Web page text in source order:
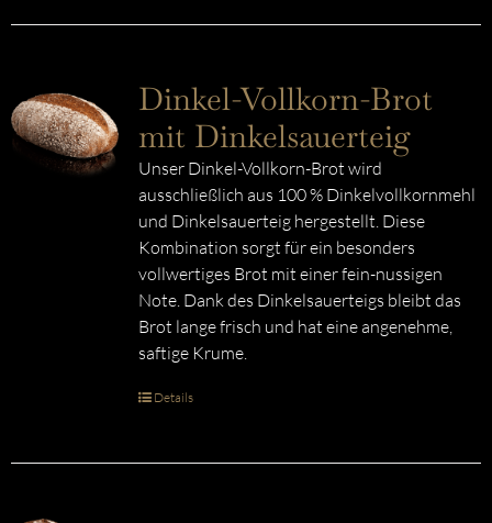
Dinkel-Vollkorn-Brot
mit Dinkelsauerteig
Unser Dinkel-Vollkorn-Brot wird
ausschließlich aus 100 % Dinkelvollkornmehl
und Dinkelsauerteig hergestellt. Diese
Kombination sorgt für ein besonders
vollwertiges Brot mit einer fein-nussigen
Note. Dank des Dinkelsauerteigs bleibt das
Brot lange frisch und hat eine angenehme,
saftige Krume.
Details